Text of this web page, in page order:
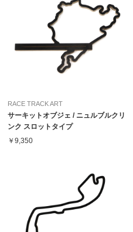
RACE TRACK ART
サーキットオブジェ / ニュルブルクリ
ンク スロットタイプ
￥9,350